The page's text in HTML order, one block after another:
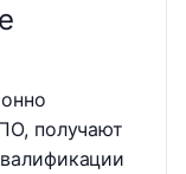
получают